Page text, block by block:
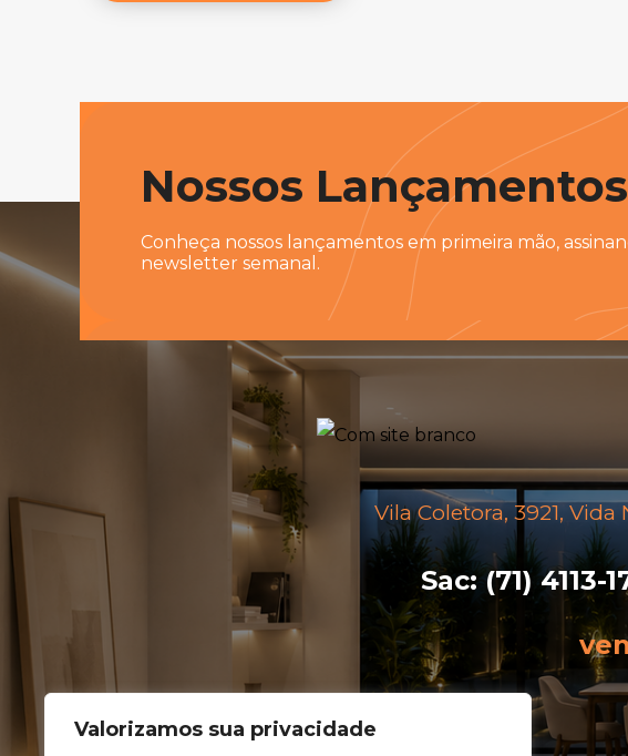
Valorizamos sua privacidade
Nossos Lançamentos
Conheça nossos lançamentos em primeira mão,
newsletter semanal.
Vila Coletora, 3921,
Sac: (71)